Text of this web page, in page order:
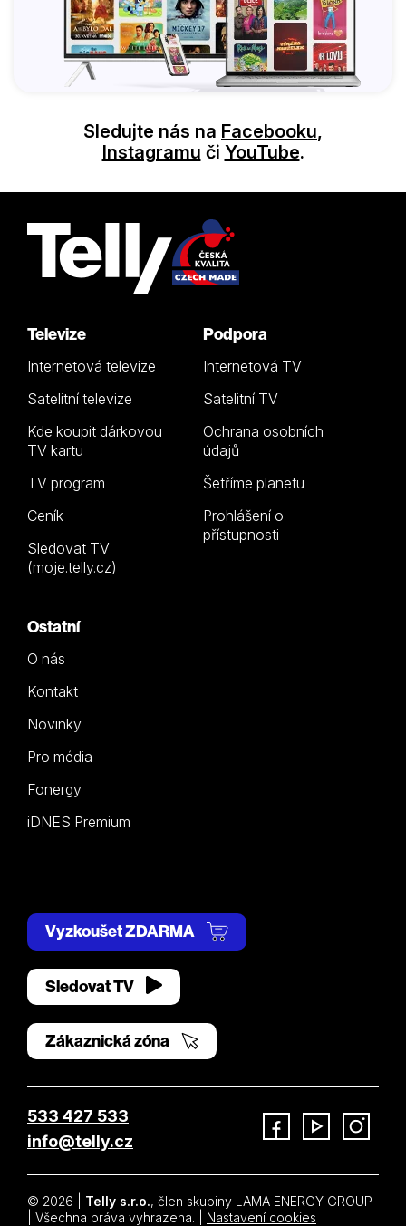
Sledujte nás na Facebooku,
Instagramu či YouTube.
Televize
Internetová televize
Satelitní televize
Kde koupit dárkovou
TV kartu
TV program
Ceník
Sledovat TV
(moje.telly.cz)
Podpora
Internetová TV
Satelitní TV
Ochrana osobních
údajů
Šetříme planetu
Prohlášení o
přístupnosti
Ostatní
O nás
Kontakt
Novinky
Pro média
Fonergy
iDNES Premium
Vyzkoušet ZDARMA
Sledovat TV
Zákaznická zóna
533 427 533
info@telly.cz
© 2026 | Telly s.r.o., člen skupiny LAMA ENERGY GROUP
| Všechna práva vyhrazena. |
Nastavení cookies